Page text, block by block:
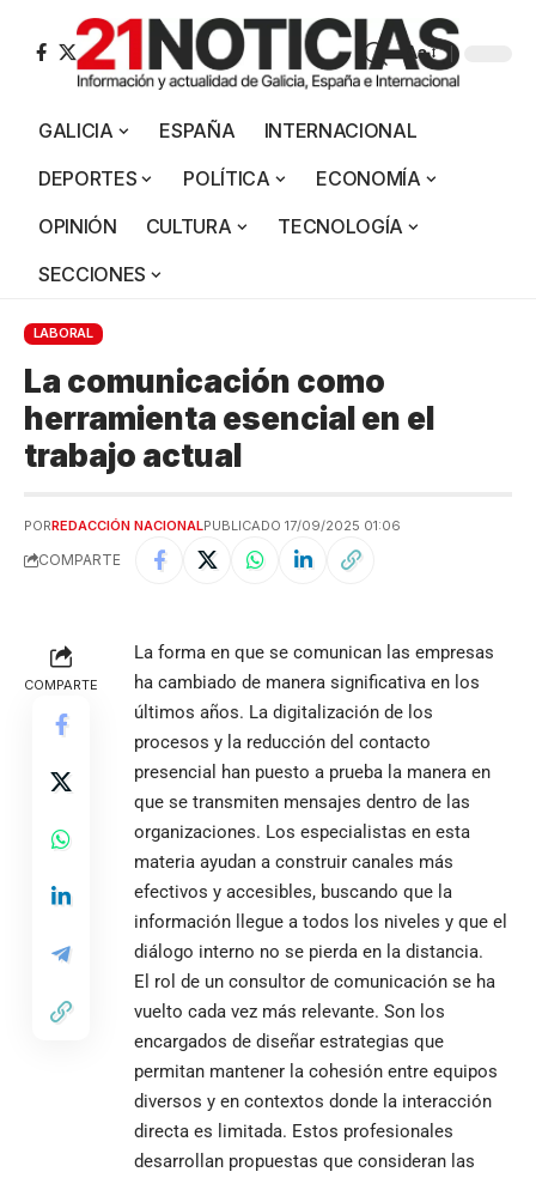
Aa
GALICIA ESPAÑA
INTERNACIONAL
DEPORTES
POLÍTICA
ECONOMÍA
OPINIÓN
CULTURA
TECNOLOGÍA
SECCIONES
LABORAL
La comunicación como
herramienta esencial en el
trabajo actual
PORREDACCIÓN NACIONALPUBLICADO 17/09/2025 01:06
COMPARTE
COMPARTE
La forma en que se comunican las empresas
ha cambiado de manera significativa en los
últimos años. La digitalización de los
procesos y la reducción del contacto
presencial han puesto a prueba la manera en
que se transmiten mensajes dentro de las
organizaciones. Los especialistas en esta
materia ayudan a construir canales más
efectivos y accesibles, buscando que la
información llegue a todos los niveles y que el
diálogo interno no se pierda en la distancia.
El rol de un consultor de comunicación se ha
vuelto cada vez más relevante. Son los
encargados de diseñar estrategias que
permitan mantener la cohesión entre equipos
diversos y en contextos donde la interacción
directa es limitada. Estos profesionales
desarrollan propuestas que consideran las